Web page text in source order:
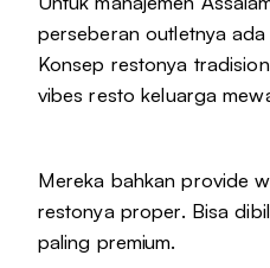
perseberan outletnya
Konsep restonya
vibes resto keluarga
Mereka bahkan provide
restonya proper. Bisa
paling premium.